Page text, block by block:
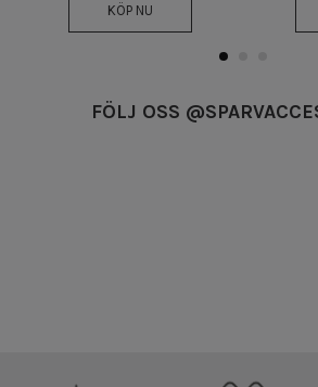
KÖP NU
FÖLJ OSS